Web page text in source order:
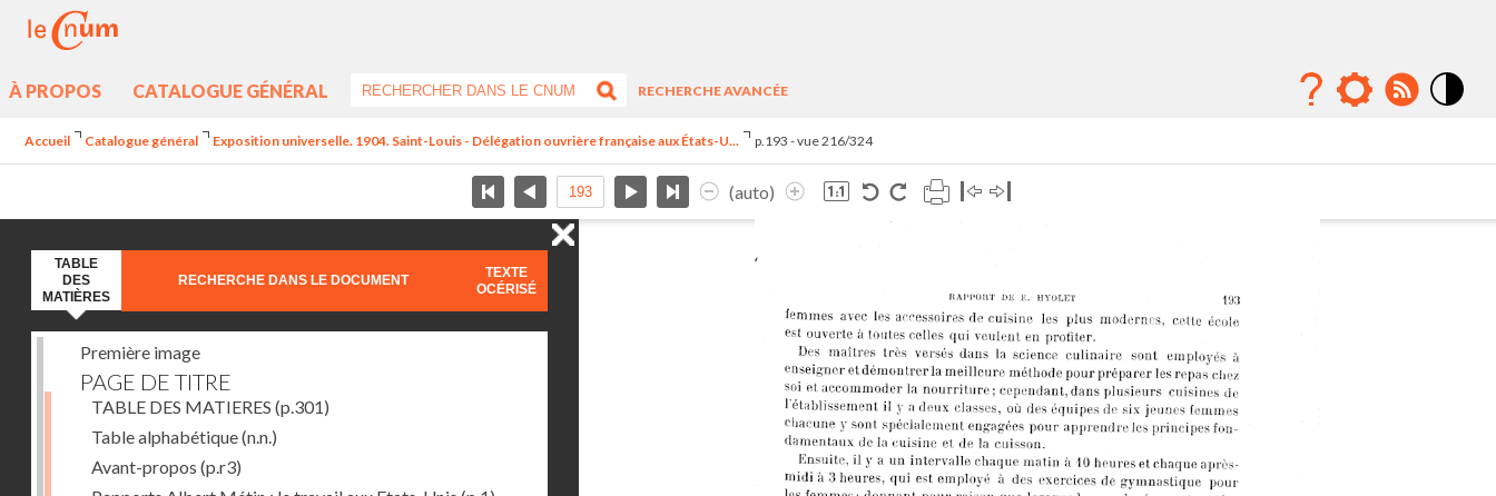
À PROPOS CATALOGUE GÉNÉRAL
RECHERCHE AVANCÉE
Accueil Catalogue général Exposition universelle. 1904. Saint-Louis - Délégation ouvrière française aux États-U... p.193 - vue 216/324
(auto)
TABLE
DES
MATIÈRES
RECHERCHE DANS LE DOCUMENT
TEXTE
OCÉRISÉ
Première image
PAGE DE TITRE
TABLE DES MATIERES (p.301)
Table alphabétique(n.n.)
Avant-propos (p.r3)